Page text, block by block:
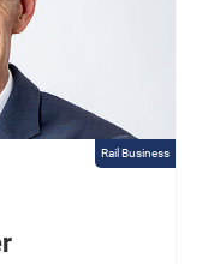
Rail Business